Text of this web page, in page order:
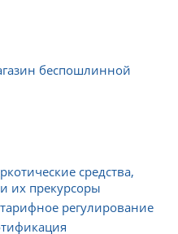
беспошлинной
средства,
их прекурсоры
регулирование